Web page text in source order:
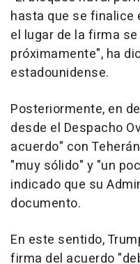
hasta que se
el lugar de la firma
próximamente", ha
estadounidense.
Posteriormente, en
desde el Despacho
acuerdo" con
"muy sólido" y "un
indicado que su
documento.
En este sentido,
firma del acuerdo